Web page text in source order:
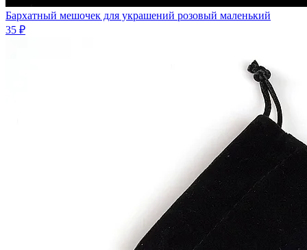
Бархатный мешочек для украшений розовый маленький
35 ₽